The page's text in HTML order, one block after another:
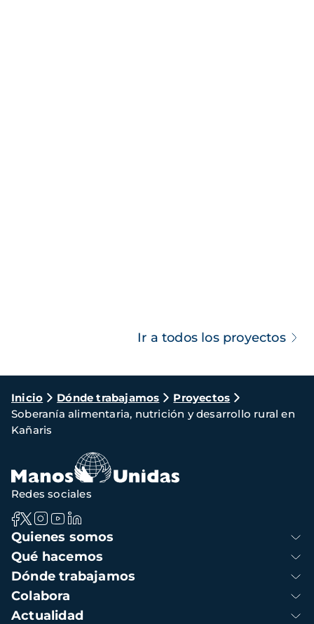
Ir a todos los proyectos
Ruta
de
navegación
Inicio Dónde trabajamos
Proyectos
Soberanía alimentaria, nutrición y desarrollo rural en
Kañaris
Navegación
principal
Quienes somos
Qué hacemos
Dónde trabajamos
Colabora
Actualidad
Redes sociales